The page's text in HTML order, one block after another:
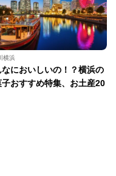
横浜
なにおいしいの！？横浜の
子おすすめ特集、お土産20